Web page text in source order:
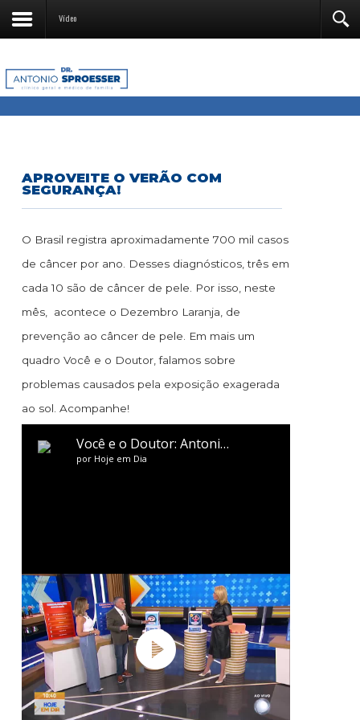
Vídeo
APROVEITE O VERÃO COM
SEGURANÇA!
O Brasil registra aproximadamente 700 mil casos
de câncer por ano. Desses diagnósticos, três em
cada 10 são de câncer de pele. Por isso, neste
mês, acontece o Dezembro Laranja, de
prevenção ao câncer de pele. Em mais um
quadro Você e o Doutor, falamos sobre
problemas causados pela exposição exagerada
ao sol. Acompanhe!